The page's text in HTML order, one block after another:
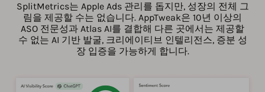
SplitMetrics는 Apple Ads 관리를 돕지만, 성장의 전체 그
림을 제공할 수는 없습니다. AppTweak은 10년 이상의
ASO 전문성과 Atlas AI를 결합해 다른 곳에서는 제공할
수 없는 AI 기반 발굴, 크리에이티브 인텔리전스, 증분 성
장 입증을 가능하게 합니다.